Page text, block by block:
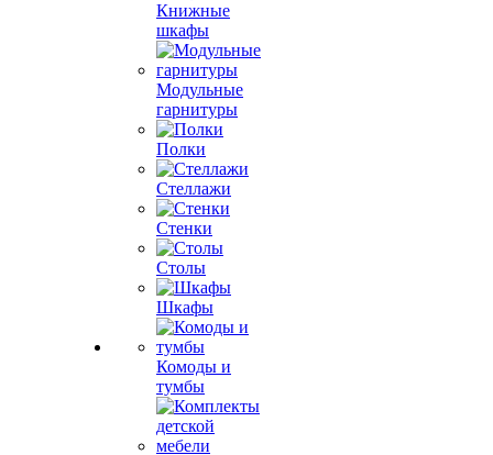
Книжные
шкафы
Модульные
гарнитуры
Полки
Стеллажи
Стенки
Столы
Шкафы
Комоды и
тумбы